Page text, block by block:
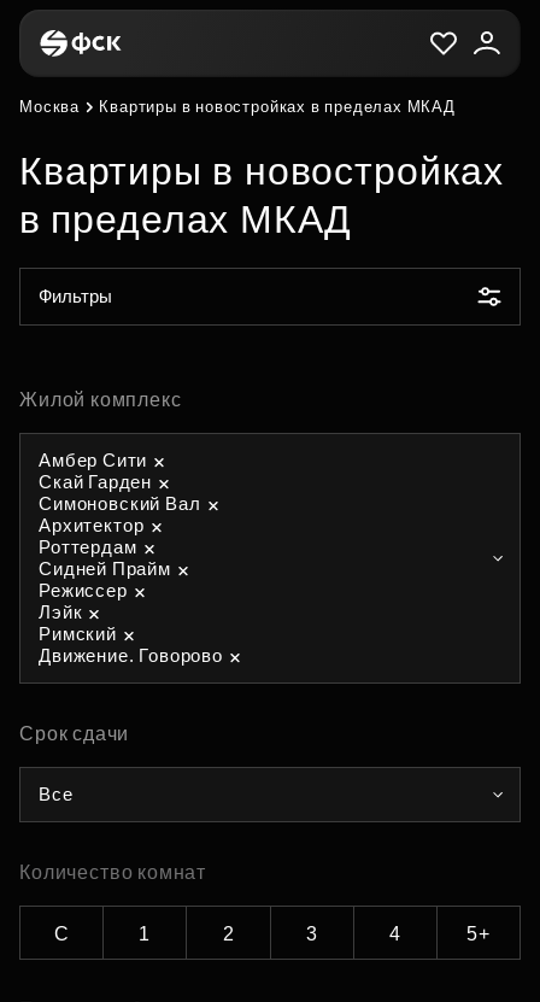
Москва Квартиры в новостройках в пределах МКАД
Квартиры в новостройках
в пределах МКАД
Фильтры
Жилой комплекс
Амбер Сити
Скай Гарден
Симоновский Вал
Архитектор
Роттердам
Сидней Прайм
Режиссер
Лэйк
Римский
Движение. Говорово
Срок сдачи
Все
Количество комнат
С 1 2 3 4 5+